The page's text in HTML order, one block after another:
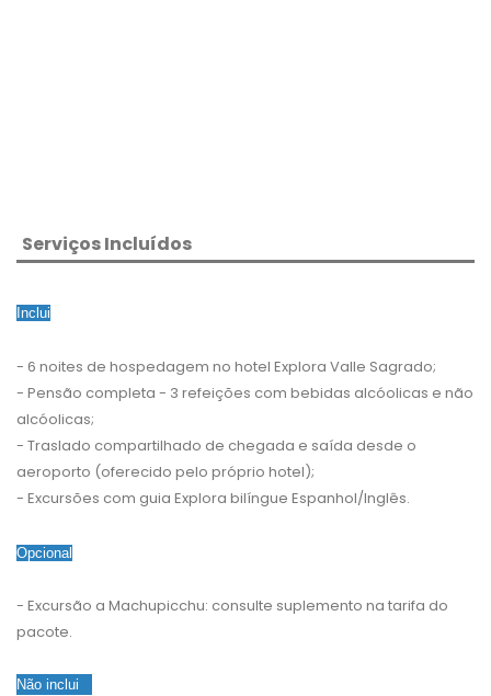
Serviços Incluídos
Inclui
- 6 noites de hospedagem no hotel Explora Valle Sagrado;
- Pensão completa - 3 refeições com bebidas alcóolicas e não
alcóolicas;
- Traslado compartilhado de chegada e saída desde o
aeroporto (oferecido pelo próprio hotel);
- Excursões com guia Explora bilíngue Espanhol/Inglês.
Opcional
- Excursão a Machupicchu: consulte suplemento na tarifa do
pacote.
Não inclui